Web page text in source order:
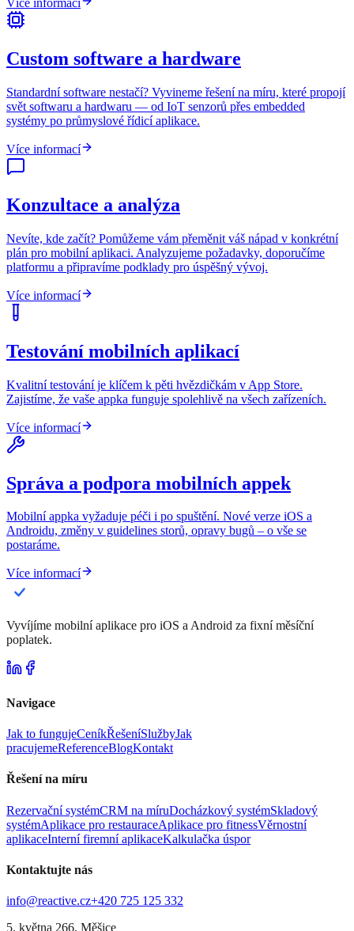
Více informací
Custom software a hardware
Standardní software nestačí? Vyvineme řešení na míru, které propojí
svět softwaru a hardwaru — od IoT senzorů přes embedded
systémy po průmyslové řídicí aplikace.
Více informací
Konzultace a analýza
Nevíte, kde začít? Pomůžeme vám přeměnit váš nápad v konkrétní
plán pro mobilní aplikaci. Analyzujeme požadavky, doporučíme
platformu a připravíme podklady pro úspěšný vývoj.
Více informací
Testování mobilních aplikací
Kvalitní testování je klíčem k pěti hvězdičkám v App Store.
Zajistíme, že vaše appka funguje spolehlivě na všech zařízeních.
Více informací
Správa a podpora mobilních appek
Mobilní appka vyžaduje péči i po spuštění. Nové verze iOS a
Androidu, změny v guidelines storů, opravy bugů – o vše se
postaráme.
Více informací
Vyvíjíme mobilní aplikace pro iOS a Android za fixní měsíční
poplatek.
Navigace
Jak to fungujeCeníkŘešeníSlužbyJak
pracujemeReferenceBlogKontakt
Řešení na míru
Rezervační systémCRM na míruDocházkový systémSkladový
systémAplikace pro restauraceAplikace pro fitnessVěrnostní
aplikaceInterní firemní aplikaceKalkulačka úspor
Kontaktujte nás
info@reactive.cz+420 725 125 332
5. května 266, Měšice